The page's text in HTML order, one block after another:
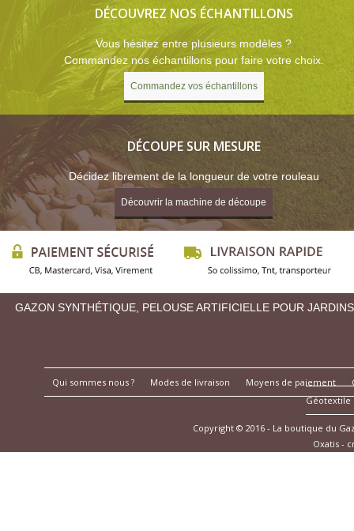
DÉCOUVREZ NOS ÉCHANTILLONS
Vous hésitez entre plusieurs modèles ?
Commandez nos échantillons pour faire votre choix.
Commandez vos échantillons
DÉCOUPE SUR MESURE
Décidez librement de la longueur de votre rouleau
Découvrir la machine de découpe
GAZON SYNTHÉTIQUE, PELOUSE ARTIFICIELLE POUR
Qui sommes nous ? Modes de livraison Moyens de paiement
Géotextile
Copyright © 2016 - La boutique du
Oxatis -